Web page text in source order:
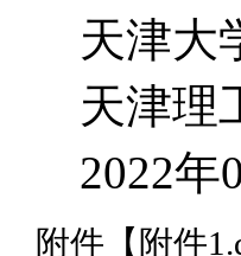
天津大
天津理
2022年
附件【 附件